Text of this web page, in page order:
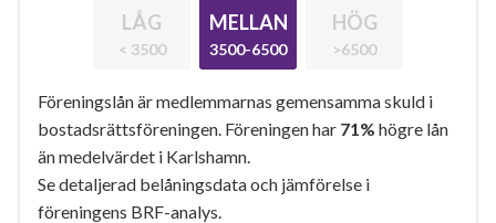
LÅG
< 3500
MELLAN
3500-6500
HÖG
>6500
Föreningslån är medlemmarnas gemensamma skuld i
bostadsrättsföreningen. Föreningen har 71% högre lån
än medelvärdet i Karlshamn.
Se detaljerad belåningsdata och jämförelse i
föreningens BRF-analys.